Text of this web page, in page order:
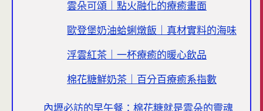
雲朵可頌｜點火融化的療癒畫面
歐登堡奶油蛤蜊燉飯｜真材實料的海味
浮雲紅茶｜一杯療癒的暖心飲品
棉花糖鮮奶茶｜百分百療癒系指數
內壢必訪的早午餐：棉花糖就是雲朵的靈魂